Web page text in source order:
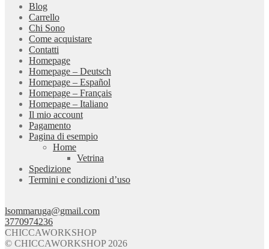
Blog
Carrello
Chi Sono
Come acquistare
Contatti
Homepage
Homepage – Deutsch
Homepage – Español
Homepage – Français
Homepage – Italiano
Il mio account
Pagamento
Pagina di esempio
Home
Vetrina
Spedizione
Termini e condizioni d’uso
lsommaruga@gmail.com
3770974236
CHICCAWORKSHOP
© CHICCAWORKSHOP 2026